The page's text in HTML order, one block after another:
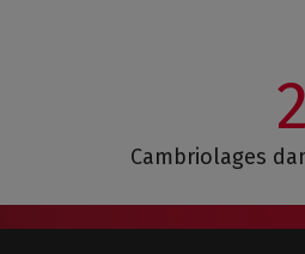
Cambriolages